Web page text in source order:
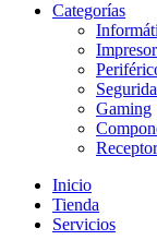
Categorías
Gaming
Inicio
Tienda
Servicios